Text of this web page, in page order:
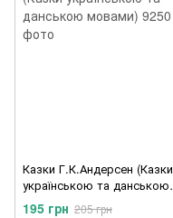
Казки Г.К.Андерсен (Казки
українською та данською
мовами)
195 грн 205 грн